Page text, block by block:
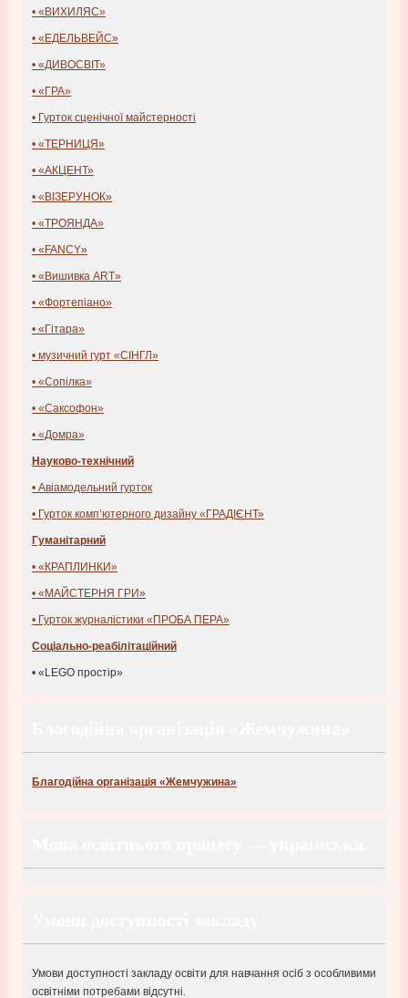
• «ВИХИЛЯС»
• «ЕДЕЛЬВЕЙС»
• «ДИВОСВІТ»
• «ГРА»
• Гурток сценічної майстерності
• «ТЕРНИЦЯ»
• «АКЦЕНТ»
• «ВІЗЕРУНОК»
• «ТРОЯНДА»
• «FANCY»
• «Вишивка ART»
• «Фортепіано»
• «Гітара»
• музичний гурт «СІНГЛ»
• «Сопілка»
• «Саксофон»
• «Домра»
Науково-технічний
• Авіамодельний гурток
• Гурток комп’ютерного дизайну «ГРАДІЄНТ»
Гуманітарний
• «КРАПЛИНКИ»
• «МАЙСТЕРНЯ ГРИ»
• Гурток журналістики «ПРОБА ПЕРА»
Соціально-реабілітаційний
• «LEGO простір»
Благодійна організація «Жемчужина»
Умови доступності закладу освіти для навчання осіб з особливими
освітніми потребами відсутні.